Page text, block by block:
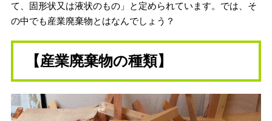
て、固形状又は液状のもの」と定められています。では、そ
の中でも産業廃棄物とはなんでしょう？
【産業廃棄物の種類】